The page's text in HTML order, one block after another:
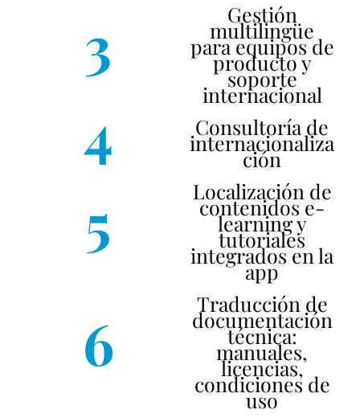
3 Gestión
multilingüe
para equipos de
producto y
soporte
internacional
4 Consultoría de
internacionaliza
ción
5 Localización de
contenidos e-
learning y
tutoriales
integrados en la
app
6
Traducción de
documentación
técnica:
manuales,
licencias,
condiciones de
uso